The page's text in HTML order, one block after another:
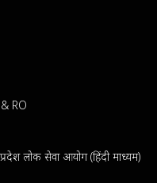
RO
लोक सेवा आयोग (हिंदी माध्यम)